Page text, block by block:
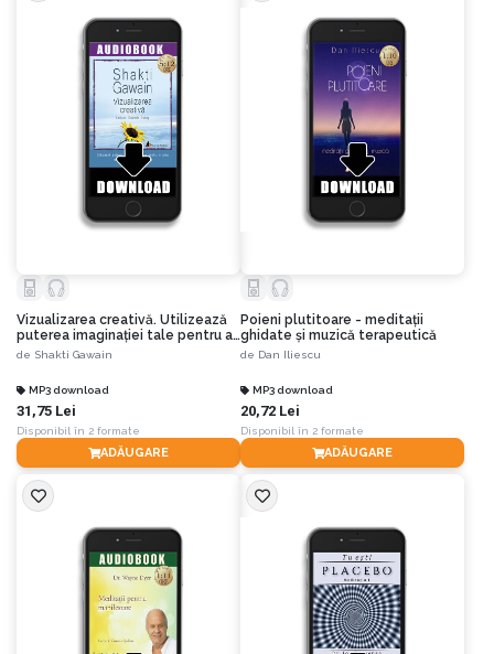
Vizualizarea creativă. Utilizează
puterea imaginaţiei tale pentru a
crea ceea ce-ţi doreşti în viaţă
de Shakti Gawain
MP3 download
31,75 Lei
Disponibil în 2 formate
ADĂUGARE
Poieni plutitoare - meditaţii
ghidate şi muzică terapeutică
de Dan Iliescu
MP3 download
20,72 Lei
Disponibil în 2 formate
ADĂUGARE